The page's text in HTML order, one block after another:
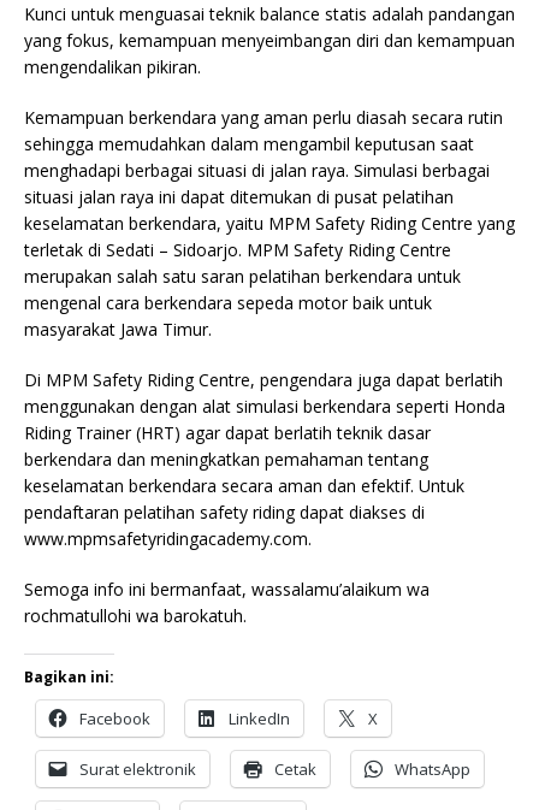
Kunci untuk menguasai teknik balance statis adalah pandangan
yang fokus, kemampuan menyeimbangan diri dan kemampuan
mengendalikan pikiran.
Kemampuan berkendara yang aman perlu diasah secara rutin
sehingga memudahkan dalam mengambil keputusan saat
menghadapi berbagai situasi di jalan raya. Simulasi berbagai
situasi jalan raya ini dapat ditemukan di pusat pelatihan
keselamatan berkendara, yaitu MPM Safety Riding Centre yang
terletak di Sedati – Sidoarjo. MPM Safety Riding Centre
merupakan salah satu saran pelatihan berkendara untuk
mengenal cara berkendara sepeda motor baik untuk
masyarakat Jawa Timur.
Di MPM Safety Riding Centre, pengendara juga dapat berlatih
menggunakan dengan alat simulasi berkendara seperti Honda
Riding Trainer (HRT) agar dapat berlatih teknik dasar
berkendara dan meningkatkan pemahaman tentang
keselamatan berkendara secara aman dan efektif. Untuk
pendaftaran pelatihan safety riding dapat diakses di
www.mpmsafetyridingacademy.com.
Semoga info ini bermanfaat, wassalamu’alaikum wa
rochmatullohi wa barokatuh.
Bagikan ini:
Facebook LinkedIn X
Surat elektronik Cetak WhatsApp